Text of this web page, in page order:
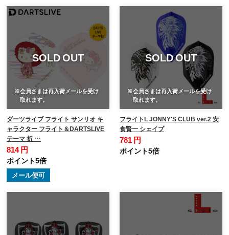
SOLD OUT
※会員さまは再入荷メールを受け
取れます。
ダーツライブ フライト サンリオ キ
ャラクター フライト＆DARTSLIVE
テーマ 折 …
814 円
ポイント5倍
メール便可
SOLD OUT
※会員さまは再入荷メールを受け
取れます。
フライトL JONNY'S CLUB ver.2 安
食賢一 シェイプ
781 円
ポイント5倍